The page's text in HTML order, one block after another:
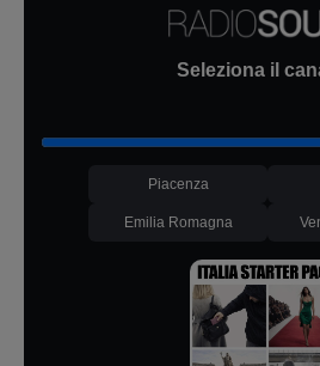
Seleziona il
Piacenza
Emilia Romagna